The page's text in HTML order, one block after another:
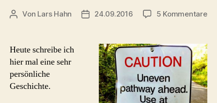
Beitragsautor
Von Lars Hahn Beitragsdatum
24.09.2016 5 Kommentarezu
Heute schreibe ich
hier mal eine sehr
persönliche
Geschichte.